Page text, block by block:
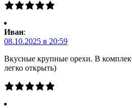
Иван:
08.10.2025 в 20:59
Вкусные крупные орехи. В
легко открыть)